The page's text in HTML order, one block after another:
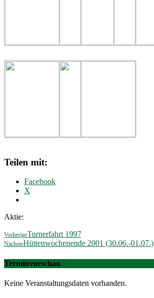
Teilen mit:
Facebook
X
Aktie:
VorherigeTurnerfahrt 1997
NächsteHüttenwochenende 2001 (30.06.-01.07.)
Terminvorschau
Keine Veranstaltungsdaten vorhanden.